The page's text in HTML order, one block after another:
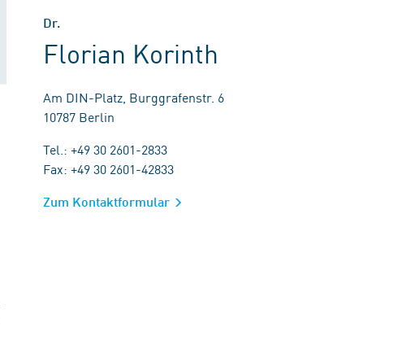
Dr.
Florian Korinth
Am DIN-Platz, Burggrafenstr. 6
10787 Berlin
Tel.: +49 30 2601-2833
Fax: +49 30 2601-42833
Zum Kontaktformular